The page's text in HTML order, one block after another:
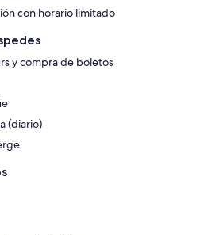
con horario limitado
y compra de boletos
(diario)